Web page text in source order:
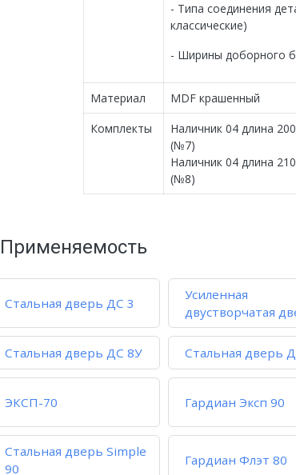
- Типа соединения
классические)
- Ширины доборного
Материал
MDF крашенный
Комплекты
Наличник 04 длина
(№7)
Наличник 04 длина
(№8)
Применяемость
Стальная дверь ДС 3
Усиленная
двустворчатая
Стальная дверь ДС 8У Стальная дверь
ЭКСП-70 Гардиан Эксп 90
Стальная дверь Simple
90
Гардиан Флэт 80